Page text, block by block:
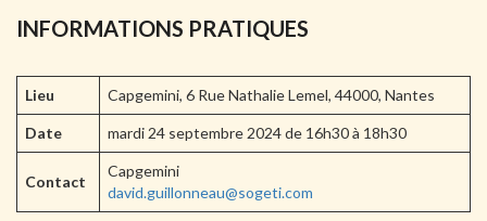
INFORMATIONS PRATIQUES
Lieu Capgemini, 6 Rue Nathalie Lemel, 44000, Nantes
Date mardi 24 septembre 2024 de 16h30 à 18h30
Contact
Capgemini
david.guillonneau@sogeti.com